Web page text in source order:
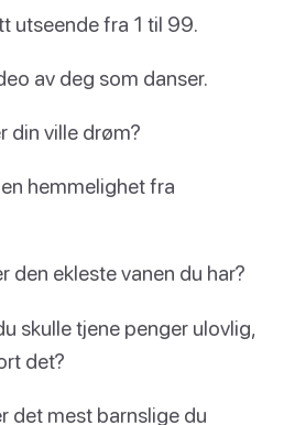
utseende fra 1 til 99.
av deg som danser.
din ville drøm?
hemmelighet fra
den ekleste vanen du har?
skulle tjene penger ulovlig,
det?
det mest barnslige du